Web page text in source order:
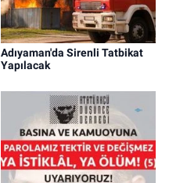
Adıyaman'da Sirenli Tatbikat
Yapılacak